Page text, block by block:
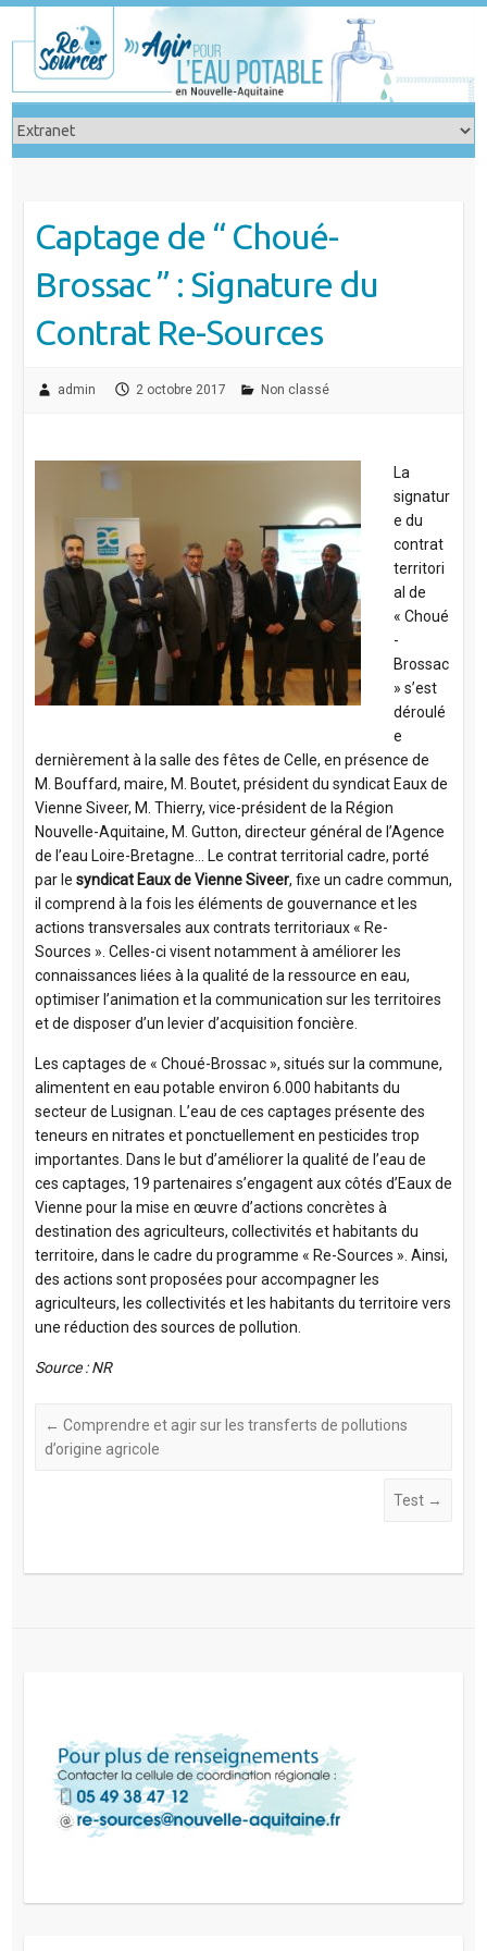
to
content
Captage de “ Choué-
Brossac ” : Signature du
Contrat Re-Sources
admin 2 octobre 2017 Non classé
La
signatur
e du
contrat
territori
al de
« Choué
-
Brossac
» s’est
déroulé
e
dernièrement à la salle des fêtes de Celle, en présence de
M. Bouffard, maire, M. Boutet, président du syndicat Eaux de
Vienne Siveer, M. Thierry, vice-président de la Région
Nouvelle-Aquitaine, M. Gutton, directeur général de l’Agence
de l’eau Loire-Bretagne… Le contrat territorial cadre, porté
par le syndicat Eaux de Vienne Siveer, fixe un cadre commun,
il comprend à la fois les éléments de gouvernance et les
actions transversales aux contrats territoriaux « Re-
Sources ». Celles-ci visent notamment à améliorer les
connaissances liées à la qualité de la ressource en eau,
optimiser l’animation et la communication sur les territoires
et de disposer d’un levier d’acquisition foncière.
Les captages de « Choué-Brossac », situés sur la commune,
alimentent en eau potable environ 6.000 habitants du
secteur de Lusignan. L’eau de ces captages présente des
teneurs en nitrates et ponctuellement en pesticides trop
importantes. Dans le but d’améliorer la qualité de l’eau de
ces captages, 19 partenaires s’engagent aux côtés d’Eaux de
Vienne pour la mise en œuvre d’actions concrètes à
destination des agriculteurs, collectivités et habitants du
territoire, dans le cadre du programme « Re-Sources ». Ainsi,
des actions sont proposées pour accompagner les
agriculteurs, les collectivités et les habitants du territoire vers
une réduction des sources de pollution.
Source : NR
← Comprendre et agir sur les transferts de pollutions
d’origine agricole
Test →